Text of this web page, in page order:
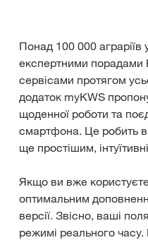
Понад 100 000
експертними порадами
сервісами протягом
додаток myKWS
щоденної роботи та
смартфона. Це робить
ще простішим,
Якщо ви вже
оптимальним
версії. Звісно, ваші
режимі реального